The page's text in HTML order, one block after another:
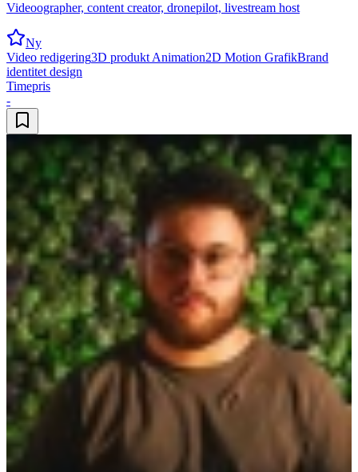
Videoographer, content creator, dronepilot, livestream host
Ny
Video redigering3D produkt Animation2D Motion GrafikBrand
identitet design
Timepris
-